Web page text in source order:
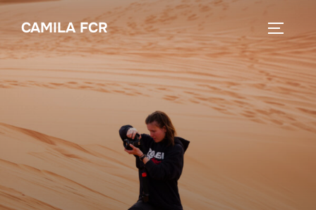
Saltar
contenido
CAMILA FCR